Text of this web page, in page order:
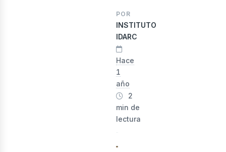
POR
INSTITUTO
IDARC
Hace
1
año
2
min de
lectura